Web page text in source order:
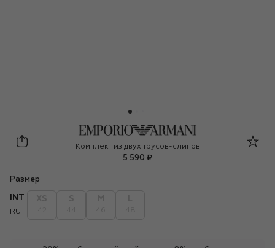
Emporio Armani
Комплект из двух трусов-слипов
5 590 ₽
Размер
INT
RU